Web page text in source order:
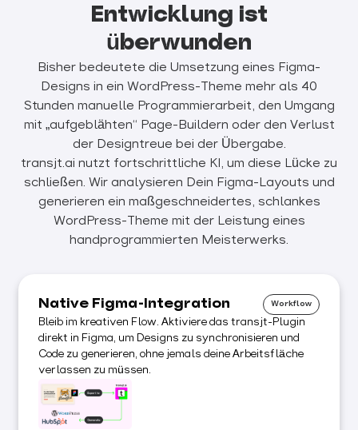
Entwicklung ist
überwunden
Bisher bedeutete die Umsetzung eines Figma-
Designs in ein WordPress-Theme mehr als 40
Stunden manuelle Programmierarbeit, den Umgang
mit „aufgeblähten“ Page-Buildern oder den Verlust
der Designtreue bei der Übergabe.
transjt.ai nutzt fortschrittliche KI, um diese Lücke zu
schließen. Wir analysieren Dein Figma-Layouts und
generieren ein maßgeschneidertes, schlankes
WordPress-Theme mit der Leistung eines
handprogrammierten Meisterwerks.
Native Figma-Integration Workflow
Bleib im kreativen Flow. Aktiviere das transjt-Plugin
direkt in Figma, um Designs zu synchronisieren und
Code zu generieren, ohne jemals deine Arbeitsfläche
verlassen zu müssen.